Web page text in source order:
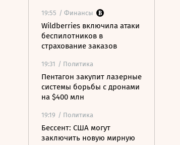
19:55 / Финансы
Wildberries включила атаки
беспилотников в
страхование заказов
19:31 / Политика
Пентагон закупит лазерные
системы борьбы с дронами
на $400 млн
19:19 / Политика
Бессент: США могут
заключить новую мирную